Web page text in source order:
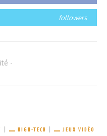
followers
-
HIGH-TECH JEUX VIDÉO